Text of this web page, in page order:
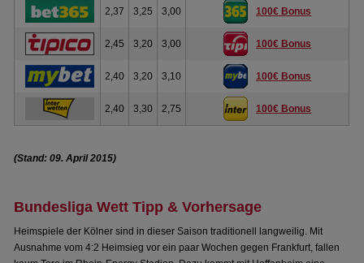
2,37 3,25 3,00 100€ Bonus
2,45 3,20 3,00 100€ Bonus
2,40 3,20 3,10 100€ Bonus
2,40 3,30 2,75 100€ Bonus
(Stand: 09. April 2015)
Bundesliga Wett Tipp & Vorhersage
Heimspiele der Kölner sind in dieser Saison traditionell langweilig. Mit
Ausnahme vom 4:2 Heimsieg vor ein paar Wochen gegen Frankfurt, fallen